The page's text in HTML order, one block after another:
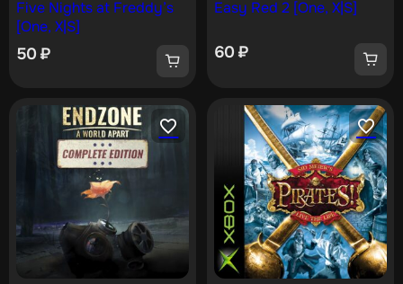
Five Nights at Freddy’s
[One, X|S]
50₽
Easy Red 2 [One, X|S]
60₽